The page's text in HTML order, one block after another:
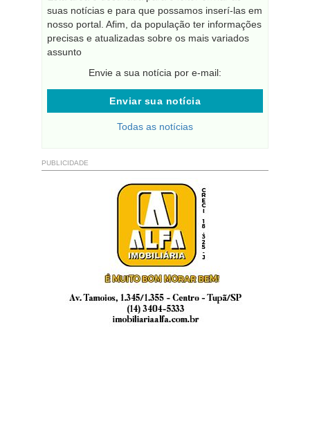
suas notícias e para que possamos inserí-las em
nosso portal. Afim, da população ter informações
precisas e atualizadas sobre os mais variados
assunto
Envie a sua notícia por e-mail:
Enviar sua notícia
Todas as notícias
PUBLICIDADE